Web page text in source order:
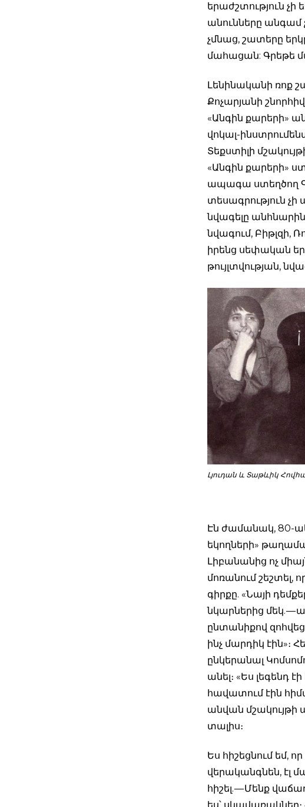
երաժշտություն չի
անունները անգամ
չմնաց, շատերը
մահացան: Գրեթե
Լենինականի ռոք
Քոչարյանի
«Անգին քարերի»
վոկալ-
Տեքստիլի
«Անգին քարերի»
ապագա ստեղծող
տեսագրություն
նվագելը անհնարին
նվագում, Բիթլզի,
իրենց սեփական
թույլտվության,
Լյուդան և Տաթևիկ
Էն ժամանակ, 80-
եկողների»
Լիբանանից ոչ
մոռանում շեշտել,
գիրքը. «Նայի
նկարներից մեկ.
ընտանիքով
ինչ մարդիկ էին»։
ընկերանալ
անել։ «Ես լեգենդ
հավատում էին
անվան մշակույթի
տալիս։
Ես հիշեցնում եմ,
վերականգնեն, էլ
հիշել. — Մենք